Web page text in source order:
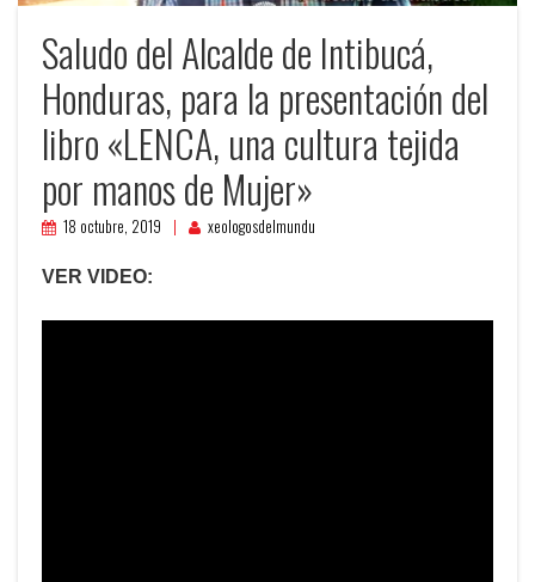
Saludo del Alcalde de Intibucá,
Honduras, para la presentación del
libro «LENCA, una cultura tejida
por manos de Mujer»
18 octubre, 2019 xeologosdelmundu
VER VIDEO: